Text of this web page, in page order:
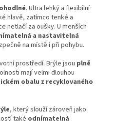
. Ultra lehký a flexibilní
hlavě, zatímco tenké a
netlačí za oušky. U menších
a nastavitelná
na místě i při pohybu.
prostředí. Brýle jsou plně
mají velmi dlouhou
obalu z recyklovaného
, který slouží zároveň jako
také odnímatelná